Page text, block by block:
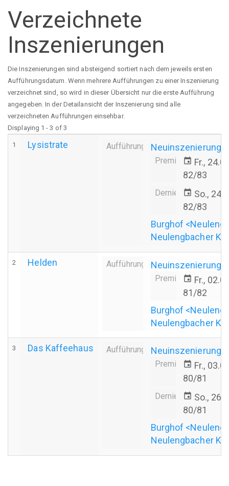
Verzeichnete
Inszenierungen
Die Inszenierungen sind absteigend sortiert nach dem jeweils ersten
Aufführungsdatum. Wenn mehrere Aufführungen zu einer Inszenierung
verzeichnet sind, so wird in dieser Übersicht nur die erste Aufführung
angegeben. In der Detailansicht der Inszenierung sind alle
verzeichneten Aufführungen einsehbar.
Displaying 1 - 3 of 3
1 Lysistrate Aufführung Neuinszenierung
Premiereevent Fr.,
82/83
Derniereevent So.,
82/83
Burghof
Neulengbacher
2 Helden Aufführung Neuinszenierung
Premiereevent Fr.,
81/82
Burghof
Neulengbacher
3 Das Kaffeehaus Aufführung Neuinszenierung
Premiereevent Fr.,
80/81
Derniereevent So.,
80/81
Burghof
Neulengbacher